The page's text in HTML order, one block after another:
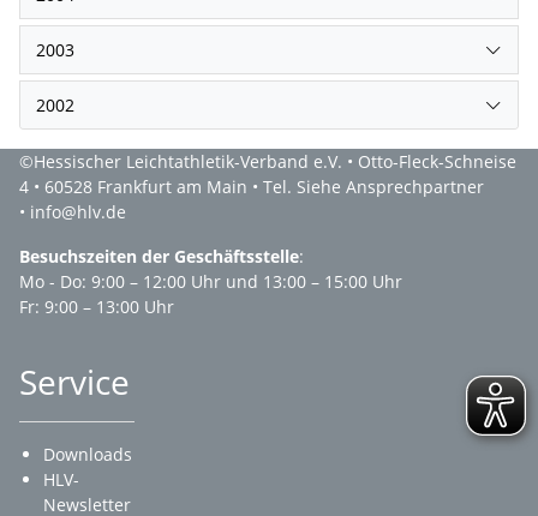
2003
2002
©Hessischer Leichtathletik-Verband e.V. • Otto-Fleck-Schneise
4 • 60528 Frankfurt am Main • Tel. Siehe Ansprechpartner
• info@hlv.de
Besuchszeiten der Geschäftsstelle:
Mo - Do: 9:00 – 12:00 Uhr und 13:00 – 15:00 Uhr
Fr: 9:00 – 13:00 Uhr
Service
Downloads
HLV-
Newsletter